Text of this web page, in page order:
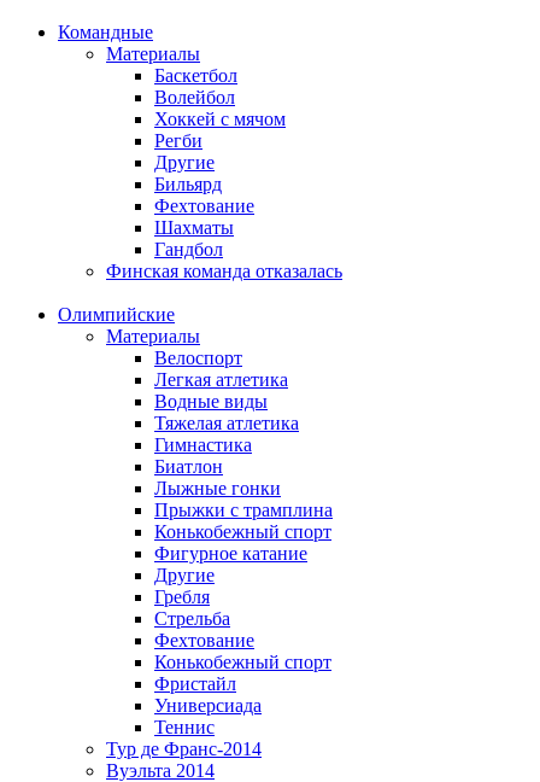
Командные
Материалы
Баскетбол
Волейбол
Хоккей с мячом
Регби
Другие
Бильярд
Фехтование
Шахматы
Гандбол
Финская команда отказалась
Олимпийские
Материалы
Велоспорт
Легкая атлетика
Водные виды
Тяжелая атлетика
Гимнастика
Биатлон
Лыжные гонки
Прыжки с трамплина
Конькобежный спорт
Фигурное катание
Другие
Гребля
Стрельба
Фехтование
Конькобежный спорт
Фристайл
Универсиада
Теннис
Тур де Франс-2014
Вуэльта 2014